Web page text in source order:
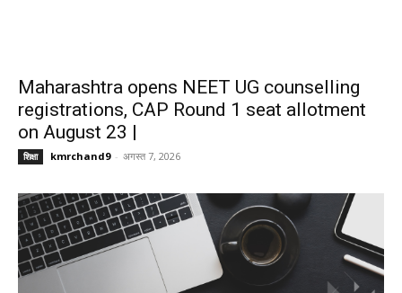
Maharashtra opens NEET UG counselling
registrations, CAP Round 1 seat allotment
on August 23 |
शिक्षा kmrchand9 - अगस्त 7, 2026